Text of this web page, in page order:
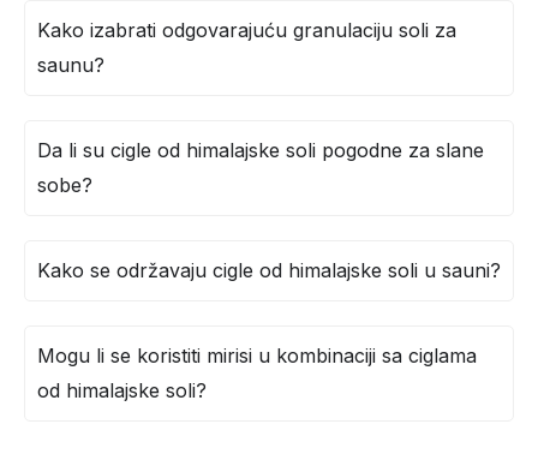
Kako izabrati odgovarajuću granulaciju soli za
saunu?
Da li su cigle od himalajske soli pogodne za slane
sobe?
Kako se održavaju cigle od himalajske soli u sauni?
Mogu li se koristiti mirisi u kombinaciji sa ciglama
od himalajske soli?